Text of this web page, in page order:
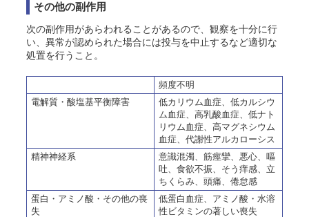
その他の副作用
次の副作用があらわれることがあるので、観察を十分に行
い、異常が認められた場合には投与を中止するなど適切な
処置を行うこと。
頻度不明
電解質・酸塩基平衡障害
低カリウム血症、低カルシウ
ム血症、高乳酸血症、低ナト
リウム血症、高マグネシウム
血症、代謝性アルカローシス
精神神経系
意識混濁、筋痙攣、悪心、嘔
吐、食欲不振、そう痒感、立
ちくらみ、頭痛、倦怠感
蛋白・アミノ酸・その他の喪
失
低蛋白血症、アミノ酸・水溶
性ビタミンの著しい喪失